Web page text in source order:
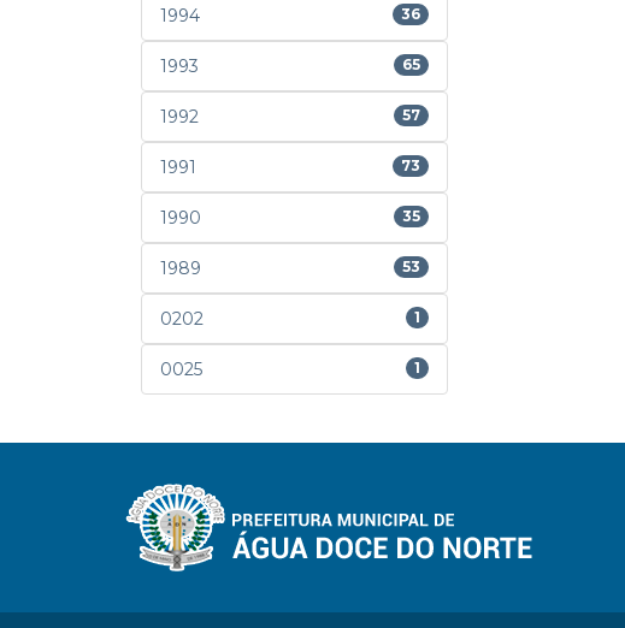
1994 36
1993 65
1992 57
1991 73
1990 35
1989 53
0202 1
0025 1